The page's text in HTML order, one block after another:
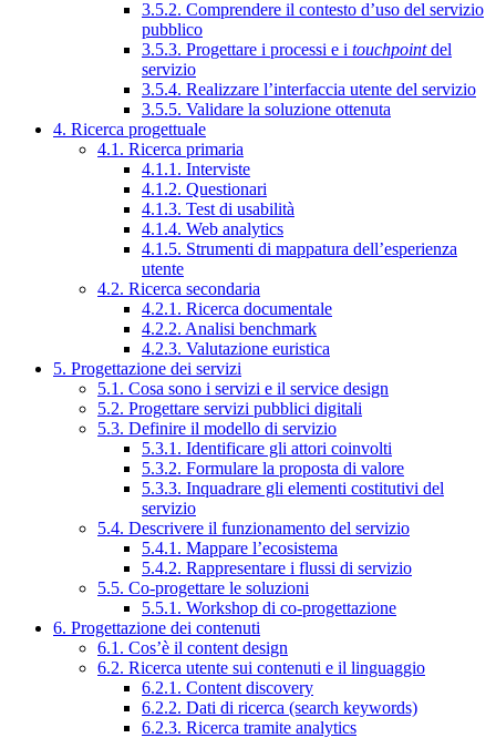
3.5.2. Comprendere il contesto d’uso del servizio
pubblico
3.5.3. Progettare i processi e i touchpointdel
servizio
3.5.4. Realizzare l’interfaccia utente del servizio
3.5.5. Validare la soluzione ottenuta
4. Ricerca progettuale
4.1. Ricerca primaria
4.1.1. Interviste
4.1.2. Questionari
4.1.3. Test di usabilità
4.1.4. Web analytics
4.1.5. Strumenti di mappatura dell’esperienza
utente
4.2. Ricerca secondaria
4.2.1. Ricerca documentale
4.2.2. Analisi benchmark
4.2.3. Valutazione euristica
5. Progettazione dei servizi
5.1. Cosa sono i servizi e il service design
5.2. Progettare servizi pubblici digitali
5.3. Definire il modello di servizio
5.3.1. Identificare gli attori coinvolti
5.3.2. Formulare la proposta di valore
5.3.3. Inquadrare gli elementi costitutivi del
servizio
5.4. Descrivere il funzionamento del servizio
5.4.1. Mappare l’ecosistema
5.4.2. Rappresentare i flussi di servizio
5.5. Co-progettare le soluzioni
5.5.1. Workshop di co-progettazione
6. Progettazione dei contenuti
6.1. Cos’è il content design
6.2. Ricerca utente sui contenuti e il linguaggio
6.2.1. Content discovery
6.2.2. Dati di ricerca (search keywords)
6.2.3. Ricerca tramite analytics